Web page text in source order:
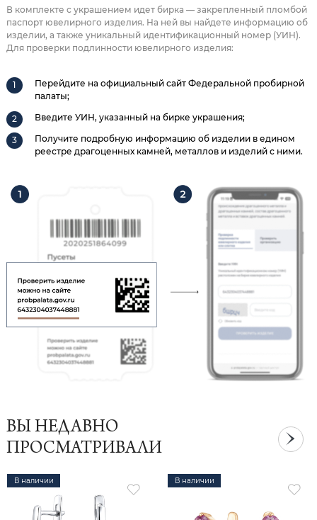
В комплекте с украшением идет бирка — закрепленный пломбой
паспорт ювелирного изделия. На ней вы найдете информацию об
изделии, а также уникальный идентификационный номер (УИН).
Для проверки подлинности ювелирного изделия:
Перейдите на официальный сайт Федеральной пробирной
палаты;
Введите УИН, указанный на бирке украшения;
Получите подробную информацию об изделии в едином
реестре драгоценных камней, металлов и изделий с ними.
ВЫ НЕДАВНО
ПРОСМАТРИВАЛИ
В наличии В наличии